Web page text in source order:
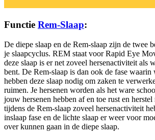
Functie Rem-Slaap:
De diepe slaap en de Rem-slaap zijn de twee
je slaapcyclus. REM staat voor Rapid Eye
deze slaap is er net zoveel hersenactiviteit als
bent. De Rem-slaap is dan ook de fase waarin
hebben deze slaap nodig om zaken te
ruimen. Je hersenen worden als het ware
jouw hersenen hebben af en toe rust en
tijdens de Rem-slaap zoveel hersenactiviteit
inslaap fase en de lichte slaap er weer voor
over kunnen gaan in de diepe slaap.